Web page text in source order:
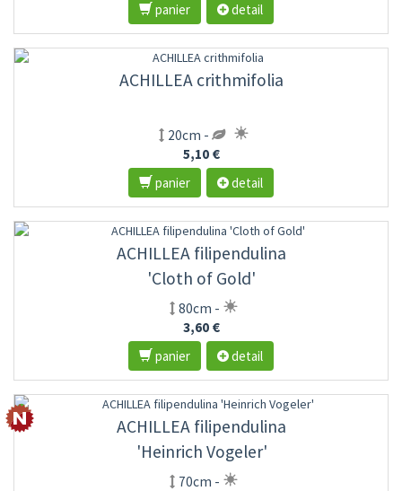
panier detail
ACHILLEA crithmifolia
20cm -
5,10 €
panier
detail
ACHILLEA filipendulina
'Cloth of Gold'
80cm -
3,60 €
panier
detail
ACHILLEA filipendulina
'Heinrich Vogeler'
70cm -